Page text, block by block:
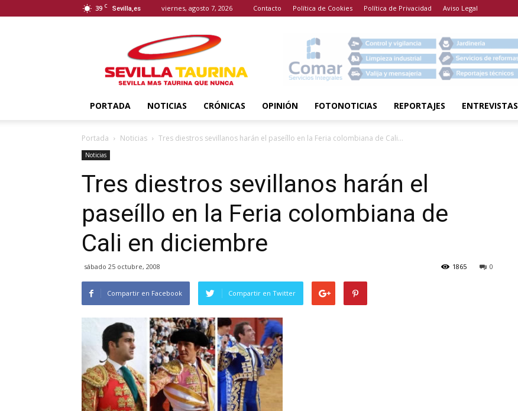
39 C Sevilla,es viernes, agosto 7, 2026 Contacto Política de Cookies Política de Privacidad Aviso Legal
Taurina
PORTADA NOTICIAS CRÓNICAS OPINIÓN FOTONOTICIAS REPORTAJES ENTREVISTAS
Portada Noticias Tres diestros sevillanos harán el paseíllo en la Feria colombiana de Cali...
Noticias
Tres diestros sevillanos harán el
paseíllo en la Feria colombiana de
Cali en diciembre
sábado 25 octubre, 2008 0
1865
Compartir en Facebook Compartir en Twitter